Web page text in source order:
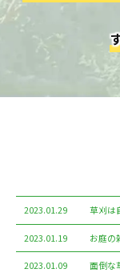
2023.01.29 草刈は
2023.01.19 お庭の
2023.01.09
面倒な